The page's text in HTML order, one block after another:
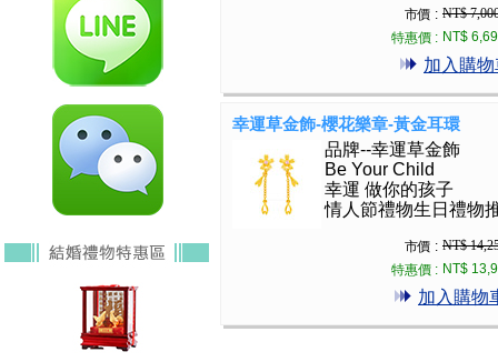
市價 : NT$
特惠價 : NT$
加入購物
幸運草金飾-櫻花樂章-黃金耳環
品牌--幸運草金飾
Be Your Child
幸運 做你的孩子
情人節禮物生日禮物
市價 : NT$
特惠價 : NT$
加入購物